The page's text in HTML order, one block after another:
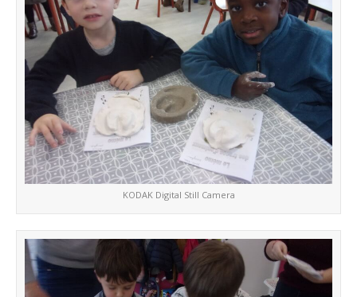
KODAK Digital Still Camera